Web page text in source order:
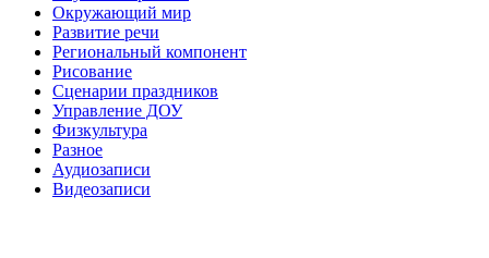
Окружающий мир
Развитие речи
Региональный компонент
Рисование
Сценарии праздников
Управление ДОУ
Физкультура
Разное
Аудиозаписи
Видеозаписи